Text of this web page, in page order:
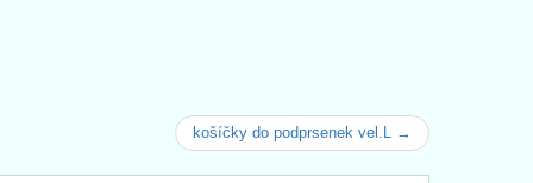
košíčky do podprsenek vel.L →